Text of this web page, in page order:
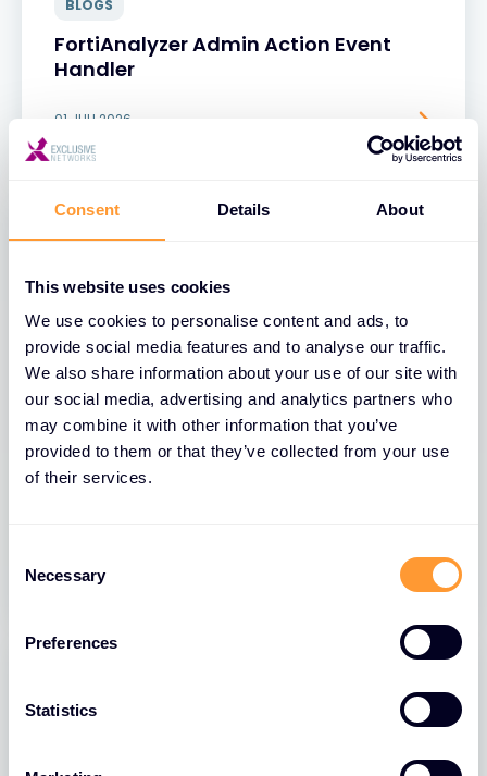
Consent Details About
This website uses cookies
We use cookies to personalise content and ads, to
provide social media features and to analyse our traffic.
We also share information about your use of our site with
our social media, advertising and analytics partners who
may combine it with other information that you’ve
provided to them or that they’ve collected from your use
of their services.
Necessary
Preferences
Statistics
BLOGS
FortiAnalyzer Admin Action Event
Handler
01 JULI 2026
BLOGS